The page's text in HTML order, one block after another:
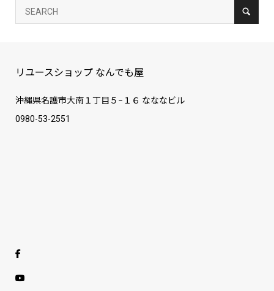
リユースショップ なんでも屋
沖縄県名護市大南１丁目５−１６ なななビル
0980-53-2551